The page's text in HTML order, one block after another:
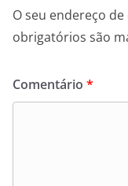
O seu endereço
obrigatórios são
Comentário *